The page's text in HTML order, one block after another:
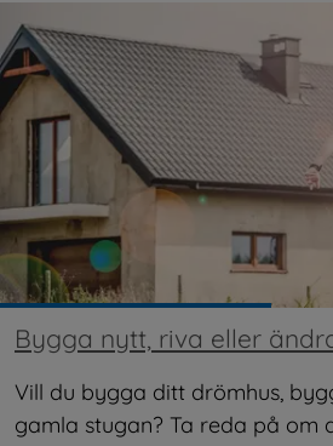
Bygga nytt, riva eller
Vill du bygga ditt drömhus,
gamla stugan? Ta reda på om